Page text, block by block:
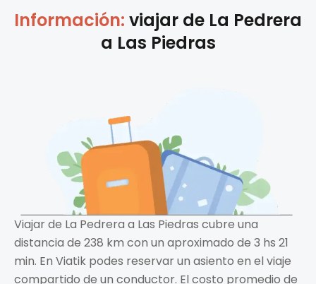
Información: viajar de La Pedrera
a Las Piedras
Viajar de La Pedrera a Las Piedras cubre una
distancia de 238 km con un aproximado de 3 hs 21
min. En Viatik podes reservar un asiento en el viaje
compartido de un conductor. El costo promedio de